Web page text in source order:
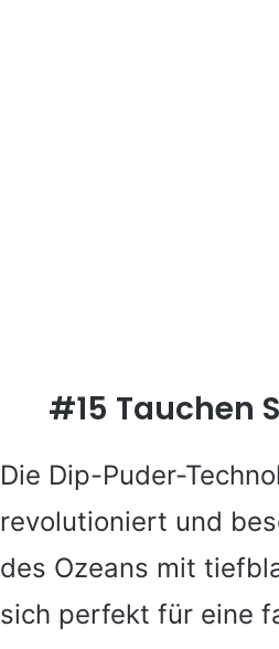
#15 Tauchen
Die Dip-Puder-
revolutioniert und
des Ozeans mit
sich perfekt für eine